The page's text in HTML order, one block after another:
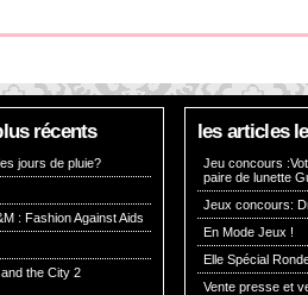
récents
jours de pluie?
: Fashion Against Aids
the City 2
les articles
Jeu concours
paire de lunette
Jeux concours:
En Mode Jeux !
Elle Spécial
Vente presse et